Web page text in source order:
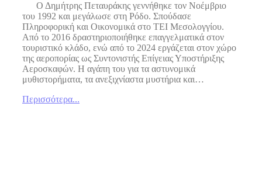
Ο Δημήτρης Πεταυράκης γεννήθηκε τον Νοέμβριο
του 1992 και μεγάλωσε στη Ρόδο. Σπούδασε
Πληροφορική και Οικονομικά στο ΤΕΙ Μεσολογγίου.
Από το 2016 δραστηριοποιήθηκε επαγγελματικά στον
τουριστικό κλάδο, ενώ από το 2024 εργάζεται στον χώρο
της αεροπορίας ως Συντονιστής Επίγειας Υποστήριξης
Αεροσκαφών. Η αγάπη του για τα αστυνομικά
μυθιστορήματα, τα ανεξιχνίαστα μυστήρια και…
Περισσότερα...